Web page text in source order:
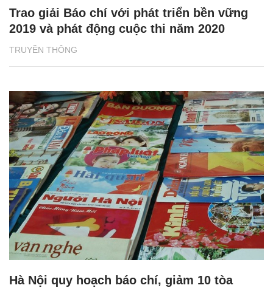
TRUYỀN THÔNG
Trao giải Báo chí với phát triển bền vững
2019 và phát động cuộc thi năm 2020
Hà Nội quy hoạch báo chí, giảm 10 tòa